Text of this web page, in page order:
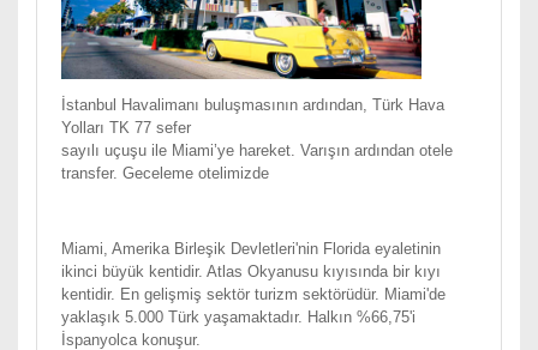
İstanbul Havalimanı buluşmasının ardından, Türk Hava
Yolları TK 77 sefer
sayılı uçuşu ile Miami’ye hareket. Varışın ardından otele
transfer. Geceleme otelimizde
Miami, Amerika Birleşik Devletleri'nin Florida eyaletinin
ikinci büyük kentidir. Atlas Okyanusu kıyısında bir kıyı
kentidir. En gelişmiş sektör turizm sektörüdür. Miami'de
yaklaşık 5.000 Türk yaşamaktadır. Halkın %66,75'i
İspanyolca konuşur.